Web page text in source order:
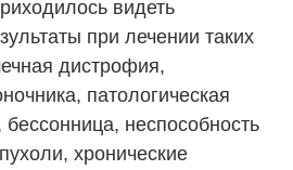
видеть
при лечении таких
дистрофия,
патологическая
бессонница, неспособность
хронические